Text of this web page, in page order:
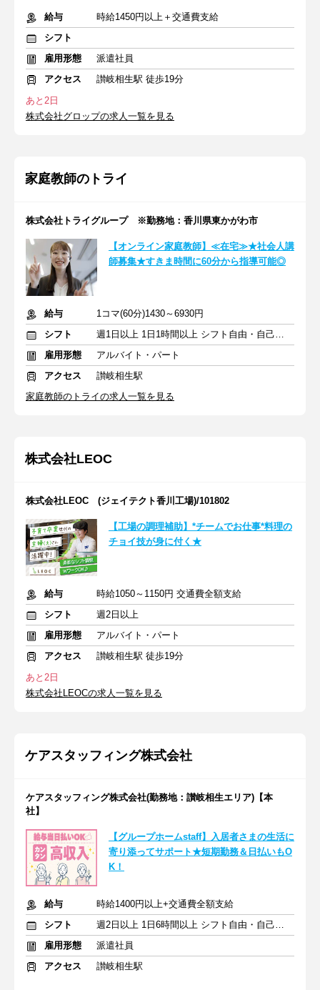
給与
時給1450円以上＋交通費支給
シフト
雇用形態
派遣社員
アクセス
讃岐相生駅 徒歩19分
あと2日
株式会社グロップの求人一覧を見る
家庭教師のトライ
株式会社トライグループ ※勤務地：香川県東かがわ市
【オンライン家庭教師】≪在宅≫★社会人講
師募集★すきま時間に60分から指導可能◎
給与
1コマ(60分)1430～6930円
シフト
週1日以上 1日1時間以上 シフト自由・自己申告
雇用形態
アルバイト・パート
アクセス
讃岐相生駅
家庭教師のトライの求人一覧を見る
株式会社LEOC
株式会社LEOC (ジェイテクト香川工場)/101802
【工場の調理補助】*チームでお仕事*料理の
チョイ技が身に付く★
給与
時給1050～1150円 交通費全額支給
シフト
週2日以上
雇用形態
アルバイト・パート
アクセス
讃岐相生駅 徒歩19分
あと2日
株式会社LEOCの求人一覧を見る
ケアスタッフィング株式会社
ケアスタッフィング株式会社(勤務地：讃岐相生エリア)【本
社】
【グループホームstaff】入居者さまの生活に
寄り添ってサポート★短期勤務＆日払いもO
K！
給与
時給1400円以上+交通費全額支給
シフト
週2日以上 1日6時間以上 シフト自由・自己申告
雇用形態
派遣社員
アクセス
讃岐相生駅